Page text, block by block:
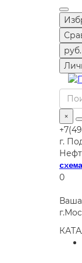
руб.
×
г.
0